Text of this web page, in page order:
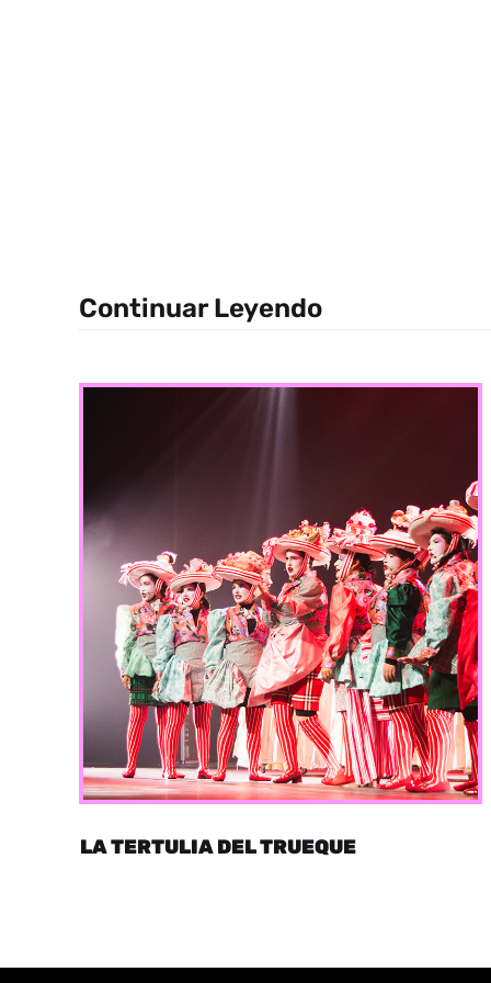
Continuar Leyendo
LA TERTULIA DEL TRUEQUE